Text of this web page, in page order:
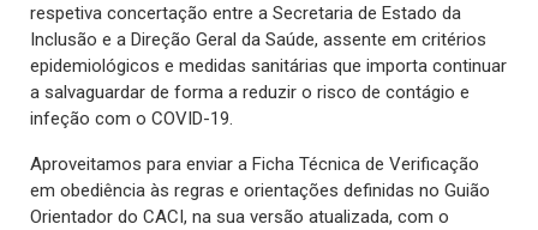
respetiva concertação entre a Secretaria de Estado da
Inclusão e a Direção Geral da Saúde, assente em critérios
epidemiológicos e medidas sanitárias que importa continuar
a salvaguardar de forma a reduzir o risco de contágio e
infeção com o COVID-19.
Aproveitamos para enviar a Ficha Técnica de Verificação
em obediência às regras e orientações definidas no Guião
Orientador do CACI, na sua versão atualizada, com o